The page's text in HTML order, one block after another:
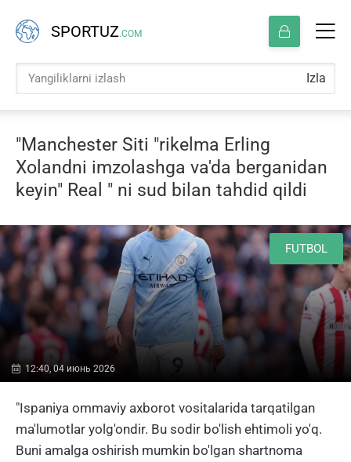
SPORTUZ.COM
Izla
"Manchester Siti "rikelma Erling
Xolandni imzolashga va'da berganidan
keyin" Real " ni sud bilan tahdid qildi
FUTBOL
12:40, 04 июнь 2026
"Ispaniya ommaviy axborot vositalarida tarqatilgan
ma'lumotlar yolg'ondir. Bu sodir bo'lish ehtimoli yo'q.
Buni amalga oshirish mumkin bo'lgan shartnoma